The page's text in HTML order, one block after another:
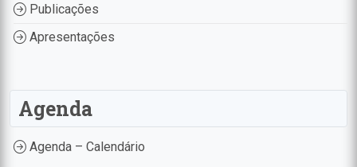
Publicações
Apresentações
Agenda
Agenda – Calendário